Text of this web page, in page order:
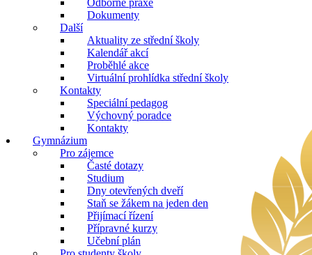
Odborné praxe
Dokumenty
Další
Aktuality ze střední školy
Kalendář akcí
Proběhlé akce
Virtuální prohlídka střední školy
Kontakty
Speciální pedagog
Výchovný poradce
Kontakty
Gymnázium
Pro zájemce
Časté dotazy
Studium
Dny otevřených dveří
Staň se žákem na jeden den
Přijímací řízení
Přípravné kurzy
Učební plán